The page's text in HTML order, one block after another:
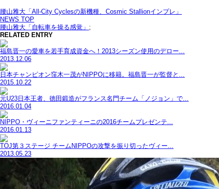
腰山雅大「All-City Cyclesの新機種、Cosmic Stallionインプレ」
NEWS TOP
腰山雅大「自転車を操る感覚」 ;
RELATED ENTRY
福島晋一の愛車を若手育成資金へ！2013シーズン使用のデロー...
2013.12.06
日本チャンピオン窪木一茂がNIPPOに移籍。福島晋一が監督と...
2015.10.22
元U23日本王者、徳田鍛造がフランス名門チーム「ノジョン」で...
2016.01.04
NIPPO・ヴィーニファンティーニの2016チームプレゼンテ...
2016.01.13
TOJ第３ステージ チームNIPPOの攻撃を振り切ったヴィー...
2013.05.23